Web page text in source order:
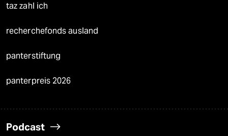
taz zahl ich
recherchefonds ausland
panterstiftung
panterpreis 2026
Podcast